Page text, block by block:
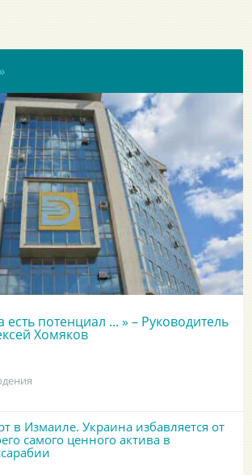
есть потенциал ... » – Руководитель
Хомяков
в Измаиле. Украина избавляется от
самого ценного актива в